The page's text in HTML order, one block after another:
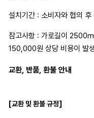
설치기간 : 소비자와 협의 후
참고사항 : 가로길이
150,000원 상당 비용이 발
교환, 반품, 환불 안내
[교환 및 환불 규정]